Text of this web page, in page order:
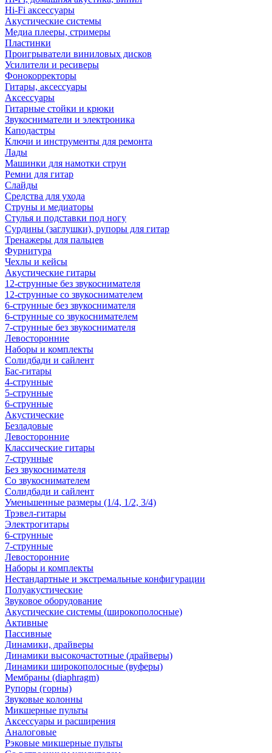
Hi-Fi аксессуары
Акустические системы
Медиа плееры, стримеры
Пластинки
Проигрыватели виниловых дисков
Усилители и ресиверы
Фонокорректоры
Гитары, аксессуары
Аксессуары
Гитарные стойки и крюки
Звукосниматели и электроника
Каподастры
Ключи и инструменты для ремонта
Лады
Машинки для намотки струн
Ремни для гитар
Слайды
Средства для ухода
Струны и медиаторы
Стулья и подставки под ногу
Сурдины (заглушки), рупоры для гитар
Тренажеры для пальцев
Фурнитура
Чехлы и кейсы
Акустические гитары
12-струнные без звукоснимателя
12-струнные со звукоснимателем
6-струнные без звукоснимателя
6-струнные со звукоснимателем
7-струнные без звукоснимателя
Левосторонние
Наборы и комплекты
Солидбади и сайлент
Бас-гитары
4-струнные
5-струнные
6-струнные
Акустические
Безладовые
Левосторонние
Классические гитары
7-струнные
Без звукоснимателя
Со звукоснимателем
Солидбади и сайлент
Уменьшенные размеры (1/4, 1/2, 3/4)
Трэвел-гитары
Электрогитары
6-струнные
7-струнные
Левосторонние
Наборы и комплекты
Нестандартные и экстремальные конфигурации
Полуакустические
Звуковое оборудование
Акустические системы (широкополосные)
Активные
Пассивные
Динамики, драйверы
Динамики высокочастотные (драйверы)
Динамики широкополосные (вуферы)
Мембраны (diaphragm)
Рупоры (горны)
Звуковые колонны
Микшерные пульты
Аксессуары и расширения
Аналоговые
Рэковые микшерные пульты